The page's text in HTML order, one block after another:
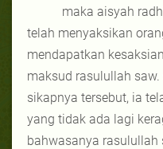
maka aisyah
telah menyaksikan
mendapatkan
maksud rasulullah
sikapnya tersebut, ia
yang tidak ada lagi
bahwasanya rasulullah